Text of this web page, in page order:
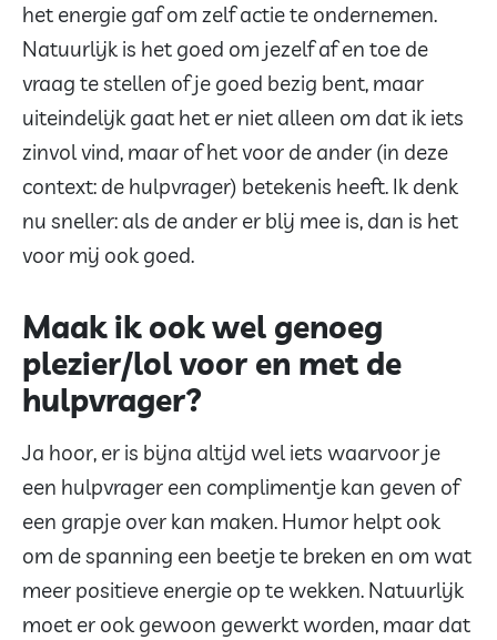
het energie gaf om zelf actie te ondernemen.
Natuurlijk is het goed om jezelf af en toe de
vraag te stellen of je goed bezig bent, maar
uiteindelijk gaat het er niet alleen om dat ik iets
zinvol vind, maar of het voor de ander (in deze
context: de hulpvrager) betekenis heeft. Ik denk
nu sneller: als de ander er blij mee is, dan is het
voor mij ook goed.
Maak ik ook wel genoeg
plezier/lol voor en met de
hulpvrager?
Ja hoor, er is bijna altijd wel iets waarvoor je
een hulpvrager een complimentje kan geven of
een grapje over kan maken. Humor helpt ook
om de spanning een beetje te breken en om wat
meer positieve energie op te wekken. Natuurlijk
moet er ook gewoon gewerkt worden, maar dat